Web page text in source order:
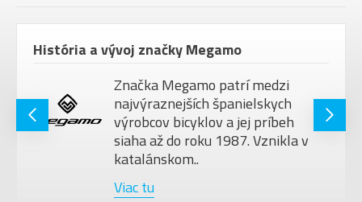
História a vývoj značky Megamo
Značka Megamo patrí medzi
najvýraznejších španielskych
výrobcov bicyklov a jej príbeh
siaha až do roku 1987. Vznikla v
katalánskom..
Viac tu